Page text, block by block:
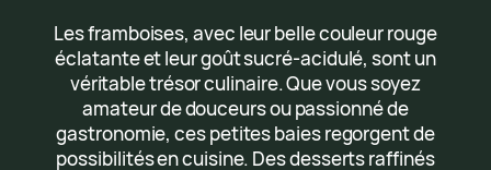
Les framboises, avec leur belle couleur rouge
éclatante et leur goût sucré-acidulé, sont un
véritable trésor culinaire. Que vous soyez
amateur de douceurs ou passionné de
gastronomie, ces petites baies regorgent de
possibilités en cuisine. Des desserts raffinés